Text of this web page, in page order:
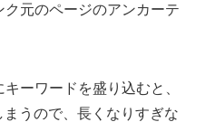
元のページのアンカーテ
ーワードを盛り込むと、
まうので、長くなりすぎな